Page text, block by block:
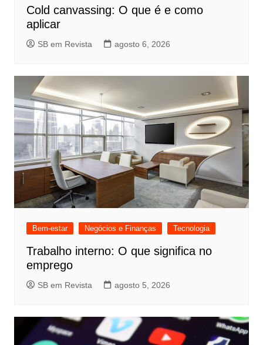
Cold canvassing: O que é e como
aplicar
SB em Revista agosto 6, 2026
Bem-estar Negócios e Finanças Tecnologia
Trabalho interno: O que significa no
emprego
SB em Revista agosto 5, 2026